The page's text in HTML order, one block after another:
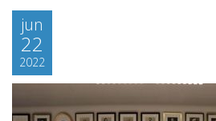
jun
22
2022